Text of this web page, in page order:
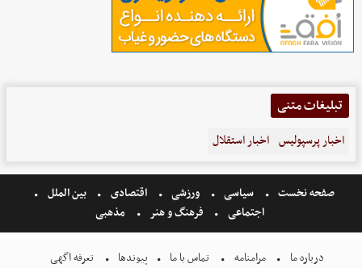
تبلیغات متنی
اخبار پرسپولیس اخبار استقلال
صفحه نخست سیاسی ورزشی اقتصادی
بین الملل
اجتماعی
فرهنگ و هنر مذهبی
درباره ما مرامنامه تماس با ما پیوندها تعرفه اگهی